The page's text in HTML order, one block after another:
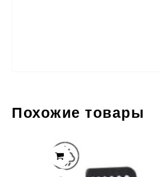
Похожие товары